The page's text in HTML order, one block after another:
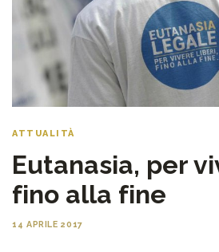
ATTUALITÀ
Eutanasia, per
fino alla fine
14 APRILE 2017